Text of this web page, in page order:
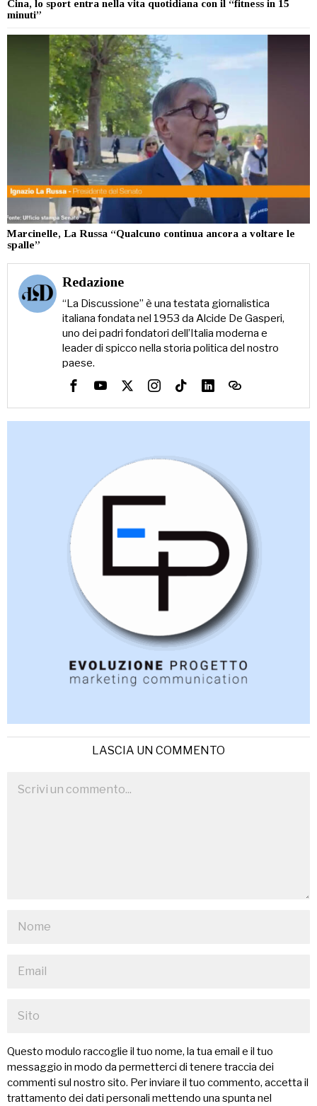
Cina, lo sport entra nella vita quotidiana con il “fitness in 15
minuti”
Marcinelle, La Russa “Qualcuno continua ancora a voltare le
spalle”
Redazione
“La Discussione” è una testata giornalistica
italiana fondata nel 1953 da Alcide De Gasperi,
uno dei padri fondatori dell’Italia moderna e
leader di spicco nella storia politica del nostro
paese.
LASCIA UN COMMENTO
Questo modulo raccoglie il tuo nome, la tua email e il tuo
messaggio in modo da permetterci di tenere traccia dei
commenti sul nostro sito. Per inviare il tuo commento, accetta il
trattamento dei dati personali mettendo una spunta nel